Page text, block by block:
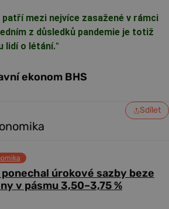
mezi nejvíce zasažené v rámci
z důsledků pandemie je totiž
lidí o létání."
ekonom BHS
Sdílet
ponechal úrokové sazby beze
v pásmu 3,50–3,75 %